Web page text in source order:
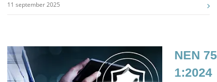
11 september 2025
NEN
1:2024